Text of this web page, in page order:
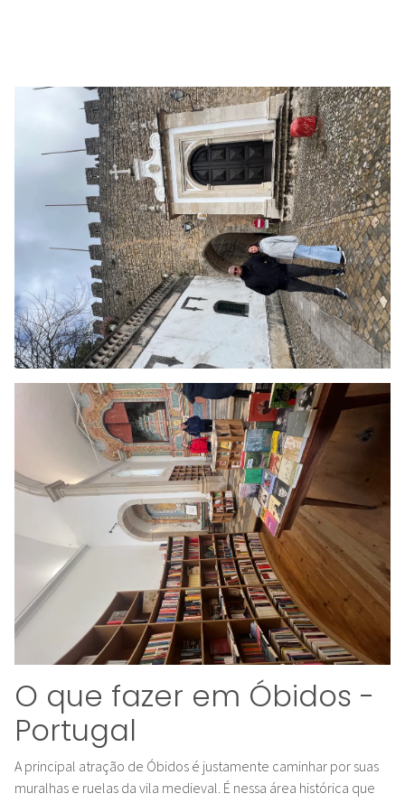
O que fazer em Óbidos -
Portugal
A principal atração de Óbidos é justamente caminhar por suas
muralhas e ruelas da vila medieval. É nessa área histórica que